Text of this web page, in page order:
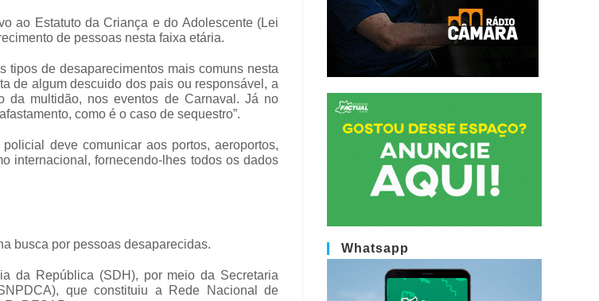
ao Estatuto da Criança e do Adolescente (Lei
de pessoas nesta faixa etária.
de desaparecimentos mais comuns nesta
de algum descuido dos pais ou responsável, a
multidão, nos eventos de Carnaval. Já no
como é o caso de sequestro”.
deve comunicar aos portos, aeroportos,
internacional, fornecendo-lhes todos os dados
busca por pessoas desaparecidas.
da República (SDH), por meio da Secretaria
que constituiu a Rede Nacional de
Whatsapp